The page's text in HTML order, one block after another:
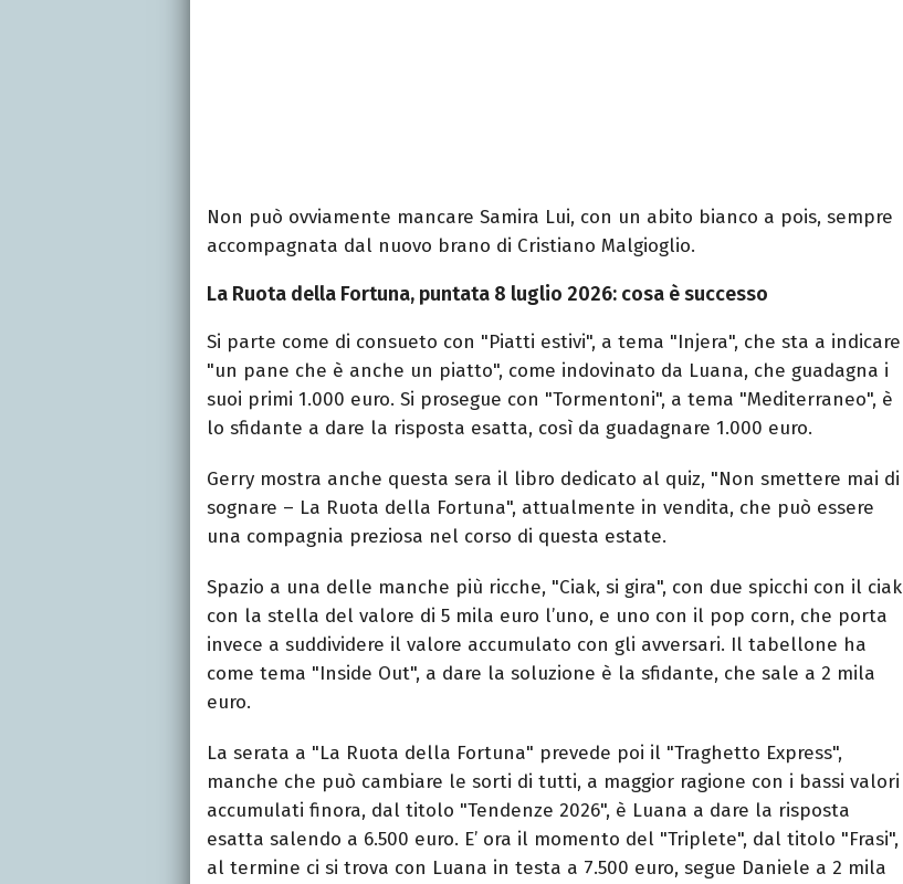
Non può ovviamente mancare Samira Lui, con un abito bianco a pois, sempre
accompagnata dal nuovo brano di Cristiano Malgioglio.
La Ruota della Fortuna, puntata 8 luglio 2026: cosa è successo
Si parte come di consueto con "Piatti estivi", a tema "Injera", che sta a indicare
"un pane che è anche un piatto", come indovinato da Luana, che guadagna i
suoi primi 1.000 euro. Si prosegue con "Tormentoni", a tema "Mediterraneo", è
lo sfidante a dare la risposta esatta, così da guadagnare 1.000 euro.
Gerry mostra anche questa sera il libro dedicato al quiz, "Non smettere mai di
sognare – La Ruota della Fortuna", attualmente in vendita, che può essere
una compagnia preziosa nel corso di questa estate.
Spazio a una delle manche più ricche, "Ciak, si gira", con due spicchi con il ciak
con la stella del valore di 5 mila euro l’uno, e uno con il pop corn, che porta
invece a suddividere il valore accumulato con gli avversari. Il tabellone ha
come tema "Inside Out", a dare la soluzione è la sfidante, che sale a 2 mila
euro.
La serata a "La Ruota della Fortuna" prevede poi il "Traghetto Express",
manche che può cambiare le sorti di tutti, a maggior ragione con i bassi valori
accumulati finora, dal titolo "Tendenze 2026", è Luana a dare la risposta
esatta salendo a 6.500 euro. E’ ora il momento del "Triplete", dal titolo "Frasi",
al termine ci si trova con Luana in testa a 7.500 euro, segue Daniele a 2 mila